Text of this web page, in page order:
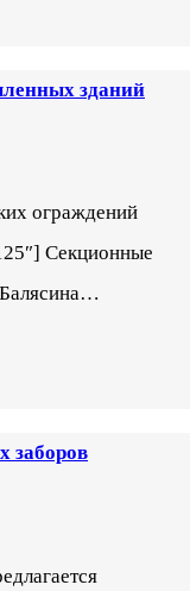
зданий
ограждений
Секционные
заборов